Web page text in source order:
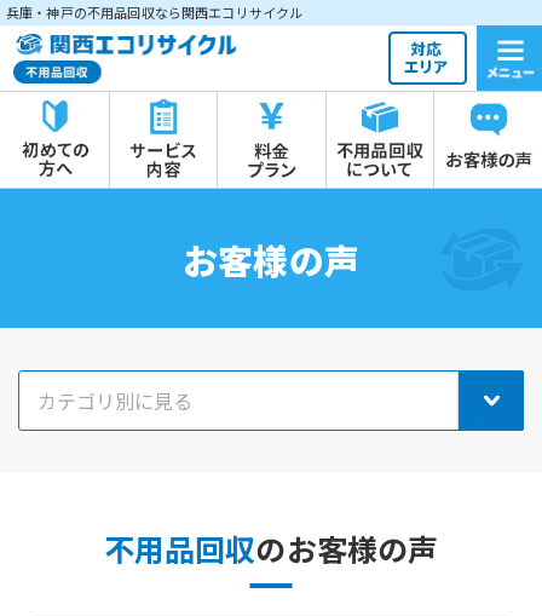
兵庫・神戸の不用品回収なら関西エコリサイクル
お客様の声
不用品回収のお客様の声